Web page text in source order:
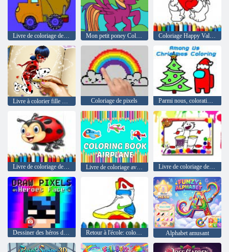
Mon petit poney Coloriage
Livre à colorier fille pointillée Coloriage de pixels Parmi nous, coloration de Noël
Livre de coloriage de coccinelle Livre de coloriage avion Livre de coloriage de musique
Retour à l'école: coloration des chaussures Alphabet amusant